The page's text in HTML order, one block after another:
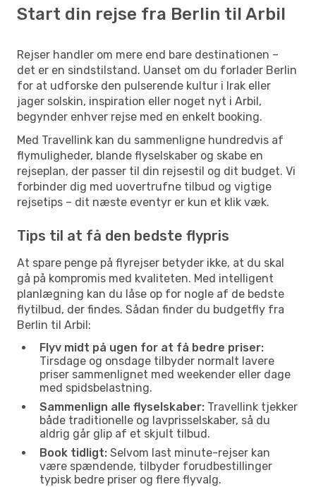
Start din rejse fra Berlin til Arbil
Rejser handler om mere end bare destinationen –
det er en sindstilstand. Uanset om du forlader Berlin
for at udforske den pulserende kultur i Irak eller
jager solskin, inspiration eller noget nyt i Arbil,
begynder enhver rejse med en enkelt booking.
Med Travellink kan du sammenligne hundredvis af
flymuligheder, blande flyselskaber og skabe en
rejseplan, der passer til din rejsestil og dit budget. Vi
forbinder dig med uovertrufne tilbud og vigtige
rejsetips – dit næste eventyr er kun et klik væk.
Tips til at få den bedste flypris
At spare penge på flyrejser betyder ikke, at du skal
gå på kompromis med kvaliteten. Med intelligent
planlægning kan du låse op for nogle af de bedste
flytilbud, der findes. Sådan finder du budgetfly fra
Berlin til Arbil:
Flyv midt på ugen for at få bedre priser:
Tirsdage og onsdage tilbyder normalt lavere
priser sammenlignet med weekender eller dage
med spidsbelastning.
Sammenlign alle flyselskaber: Travellink tjekker
både traditionelle og lavprisselskaber, så du
aldrig går glip af et skjult tilbud.
Book tidligt: Selvom last minute-rejser kan
være spændende, tilbyder forudbestillinger
typisk bedre priser og flere flyvalg.